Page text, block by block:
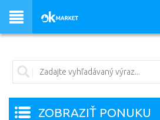
ZOBRAZIŤ PONUKU